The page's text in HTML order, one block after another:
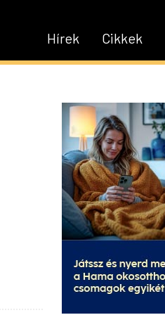
Cikkek
Hírek